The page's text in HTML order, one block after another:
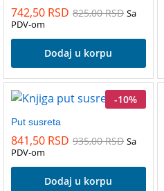
742,50 RSD 825,00RSD Sa
PDV-om
Dodaj u korpu
-10%
Put susreta
841,50 RSD 935,00RSD Sa
PDV-om
Dodaj u korpu